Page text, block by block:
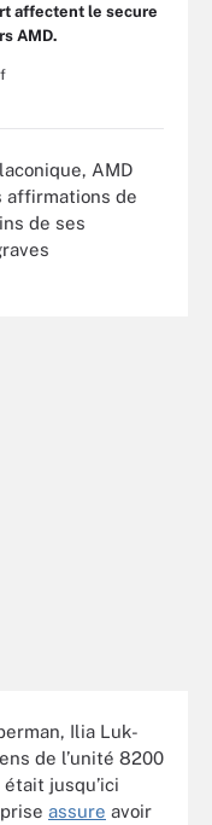
affectent le secure
AMD.
AMD
affirmations de
de ses
Ilia Luk-
de l’unité 8200
était jusqu’ici
assure avoir